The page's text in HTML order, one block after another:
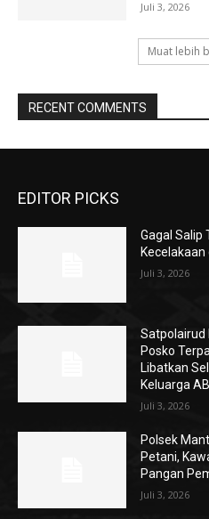
Juli 3, 2026
Muat lebih
RECENT COMMENTS
EDITOR PICKS
Gagal Salip
Juli 3, 2026
Satpolairud
Posko
Libatkan
Keluarga
Juli 3, 2026
Polsek
Petani,
Pangan
Juli 3, 2026